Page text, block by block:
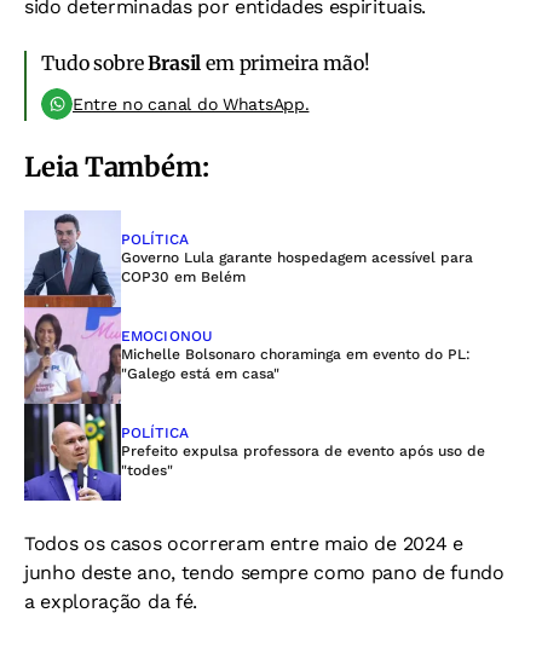
sido determinadas por entidades espirituais.
Tudo sobreBrasil em primeira mão!
Entre no canal do WhatsApp.
Leia Também:
POLÍTICA
Governo Lula garante hospedagem acessível para
COP30 em Belém
EMOCIONOU
Michelle Bolsonaro choraminga em evento do PL:
"Galego está em casa"
POLÍTICA
Prefeito expulsa professora de evento após uso de
"todes"
Todos os casos ocorreram entre maio de 2024 e
junho deste ano, tendo sempre como pano de fundo
a exploração da fé.